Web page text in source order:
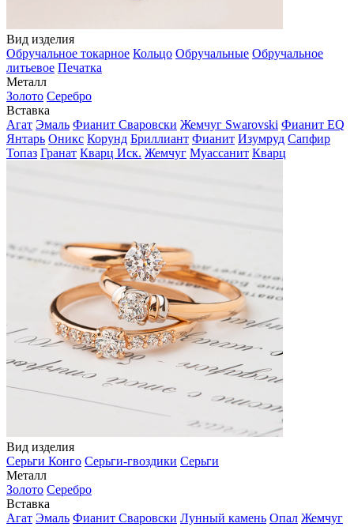
Вид изделия
Обручальное токарное Кольцо Обручальные Обручальное
литьевое Печатка
Металл
Золото Серебро
Вставка
Агат Эмаль Фианит Сваровски Жемчуг Swarovski Фианит EQ
Янтарь Оникс Корунд Бриллиант Фианит Изумруд Сапфир
Топаз Гранат Кварц Иск. Жемчуг Муассанит Кварц
Вид изделия
Серьги Конго Серьги-гвоздики Серьги
Металл
Золото Серебро
Вставка
Агат Эмаль Фианит Сваровски Лунный камень Опал Жемчуг